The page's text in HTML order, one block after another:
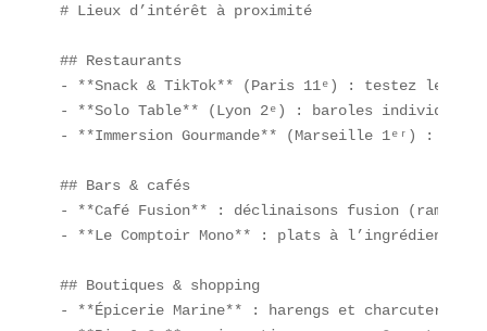
# Lieux d’intérêt à proximité
## Restaurants
- **Snack & TikTok** (Paris 11ᵉ) : testez le
- **Solo Table** (Lyon 2ᵉ) : baroles
- **Immersion Gourmande** (Marseille 1ᵉʳ) :
## Bars & cafés
- **Café Fusion** : déclinaisons fusion
- **Le Comptoir Mono** : plats à l’ingrédient
## Boutiques & shopping
- **Épicerie Marine** : harengs et charcuteries